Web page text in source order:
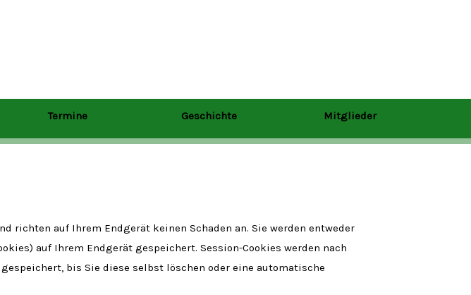
Termine Geschichte Mitglieder
richten auf Ihrem Endgerät keinen Schaden an. Sie werden entweder
auf Ihrem Endgerät gespeichert. Session-Cookies werden nach
bis Sie diese selbst löschen oder eine automatische